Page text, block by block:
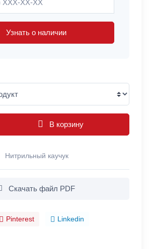
Узнать о наличии
В корзину
Нитрильный каучук
Скачать файл PDF
Pinterest Linkedin